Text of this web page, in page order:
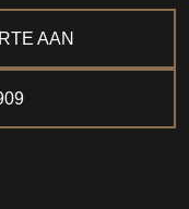
AAN